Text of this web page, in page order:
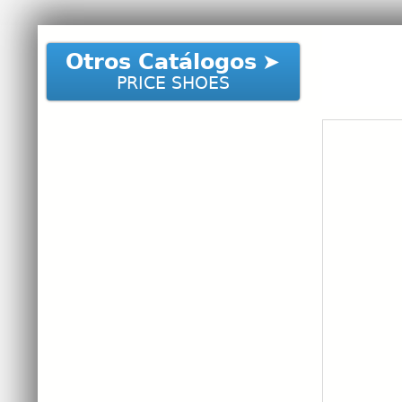
Otros Catálogos
PRICE SHOES